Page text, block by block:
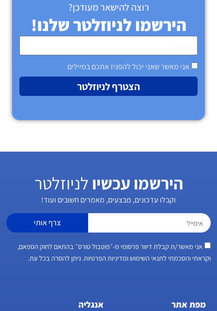
רוצה להישאר מעודכן?
הירשמו לניוזלטר שלנו!
אני מאשר שאני יכול להפגיז אתכם במיילים
הצטרף לניוזלטר
הירשמו עכשיולניוזלטר
וקבלו עדכונים, מבצעים, מאמרים חשובים ועוד!
אני מאשר/ת קבלת דיוור פרסומי מ-״פוטבול טורס״ בהתאם לחוק הספאם,
וקראתי והסכמתי לתנאי השימוש ומדיניות הפרטיות. ניתן להסרה בכל עת.
צרף אותי
מפת אתר אנגליה